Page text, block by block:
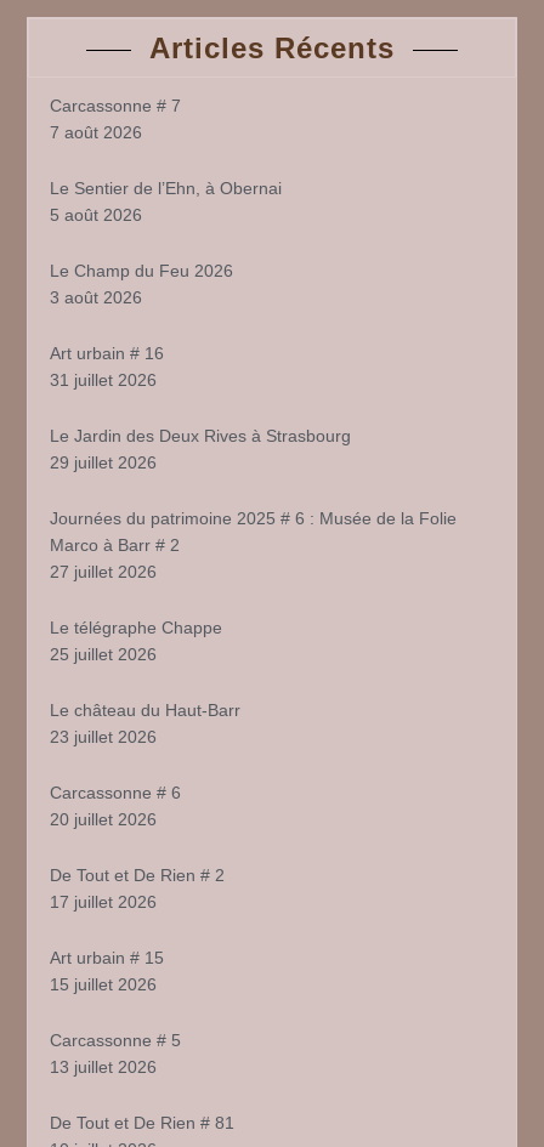
Articles Récents
Carcassonne # 7
7 août 2026
Le Sentier de l’Ehn, à Obernai
5 août 2026
Le Champ du Feu 2026
3 août 2026
Art urbain # 16
31 juillet 2026
Le Jardin des Deux Rives à Strasbourg
29 juillet 2026
Journées du patrimoine 2025 # 6 : Musée de la Folie
Marco à Barr # 2
27 juillet 2026
Le télégraphe Chappe
25 juillet 2026
Le château du Haut-Barr
23 juillet 2026
Carcassonne # 6
20 juillet 2026
De Tout et De Rien # 2
17 juillet 2026
Art urbain # 15
15 juillet 2026
Carcassonne # 5
13 juillet 2026
De Tout et De Rien # 81